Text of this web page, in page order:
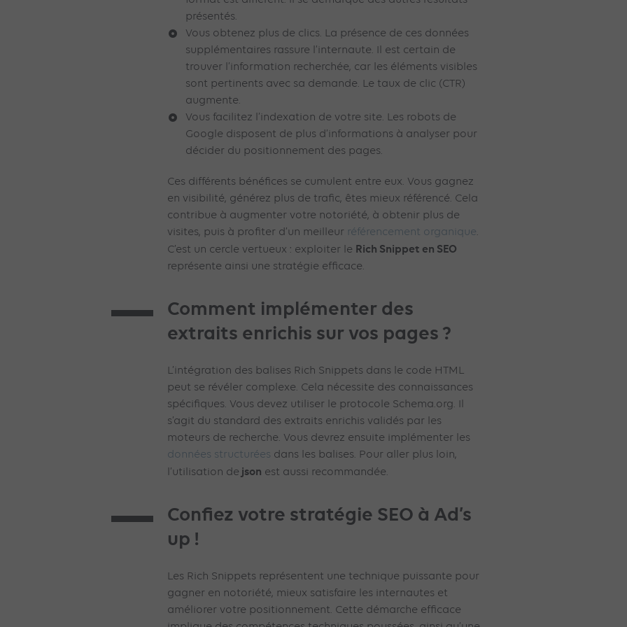
présentés.
Vous obtenez plus de clics. La présence de ces données
supplémentaires rassure l’internaute. Il est certain de
trouver l’information recherchée, car les éléments visibles
sont pertinents avec sa demande. Le taux de clic (CTR)
augmente.
Vous facilitez l’indexation de votre site. Les robots de
Google disposent de plus d’informations à analyser pour
décider du positionnement des pages.
Ces différents bénéfices se cumulent entre eux. Vous gagnez
en visibilité, générez plus de trafic, êtes mieux référencé. Cela
contribue à augmenter votre notoriété, à obtenir plus de
visites, puis à profiter d’un meilleur référencement organique.
C’est un cercle vertueux : exploiter le Rich Snippet en SEO
représente ainsi une stratégie efficace.
Comment implémenter des
extraits enrichis sur vos pages ?
L’intégration des balises Rich Snippets dans le code HTML
peut se révéler complexe. Cela nécessite des connaissances
spécifiques. Vous devez utiliser le protocole Schema.org. Il
s’agit du standard des extraits enrichis validés par les
moteurs de recherche. Vous devrez ensuite implémenter les
données structurées dans les balises. Pour aller plus loin,
l’utilisation de json est aussi recommandée.
Confiez votre stratégie SEO à Ad’s
up !
Les Rich Snippets représentent une technique puissante pour
gagner en notoriété, mieux satisfaire les internautes et
améliorer votre positionnement. Cette démarche efficace